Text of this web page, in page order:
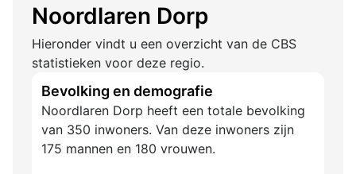
Noordlaren Dorp
Hieronder vindt u een overzicht van de CBS
statistieken voor deze regio.
Bevolking en demografie
Noordlaren Dorp heeft een totale bevolking
van 350 inwoners. Van deze inwoners zijn
175 mannen en 180 vrouwen.